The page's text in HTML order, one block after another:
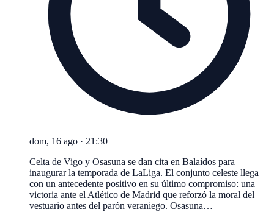
dom, 16 ago · 21:30
Celta de Vigo y Osasuna se dan cita en Balaídos para
inaugurar la temporada de LaLiga. El conjunto celeste llega
con un antecedente positivo en su último compromiso: una
victoria ante el Atlético de Madrid que reforzó la moral del
vestuario antes del parón veraniego. Osasuna…